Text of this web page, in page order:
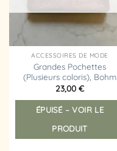
ACCESSOIRES DE MODE
Grandes Pochettes
(Plusieurs coloris), Bohm
23,00 €
ÉPUISÉ – VOIR LE
PRODUIT